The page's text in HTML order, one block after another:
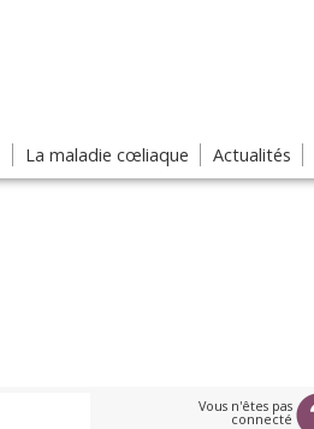
La maladie cœliaque Actualités
Vous n'êtes pas
connecté